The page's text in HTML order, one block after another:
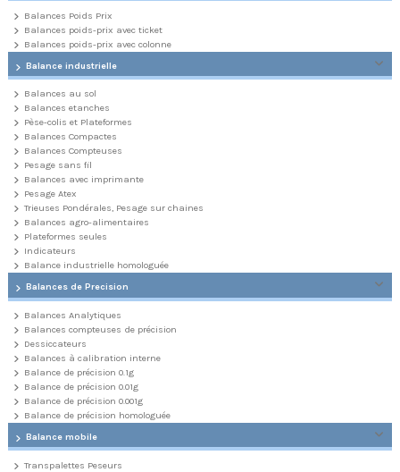
Balances Poids Prix
Balances poids-prix avec ticket
Balances poids-prix avec colonne
Balance industrielle
Balances au sol
Balances etanches
Pèse-colis et Plateformes
Balances Compactes
Balances Compteuses
Pesage sans fil
Balances avec imprimante
Pesage Atex
Trieuses Pondérales, Pesage sur chaines
Balances agro-alimentaires
Plateformes seules
Indicateurs
Balance industrielle homologuée
Balances de Precision
Balances Analytiques
Balances compteuses de précision
Dessiccateurs
Balances à calibration interne
Balance de précision 0.1g
Balance de précision 0.01g
Balance de précision 0.001g
Balance de précision homologuée
Balance mobile
Transpalettes Peseurs